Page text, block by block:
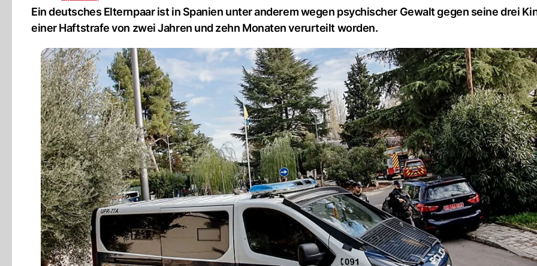
Ein deutsches Elternpaar ist in Spanien unter anderem wegen psychischer Gewalt gegen seine drei
einer Haftstrafe von zwei Jahren und zehn Monaten verurteilt worden.